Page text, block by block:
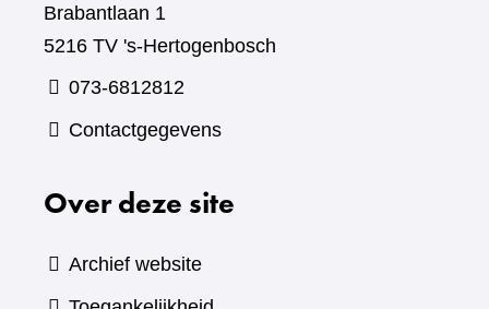
Brabantlaan 1
5216 TV 's-Hertogenbosch
073-6812812
Contactgegevens
Over deze site
Archief website